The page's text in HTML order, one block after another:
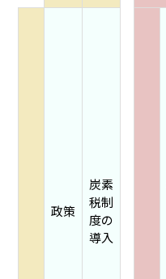
政策
炭素
税制
度の
導入